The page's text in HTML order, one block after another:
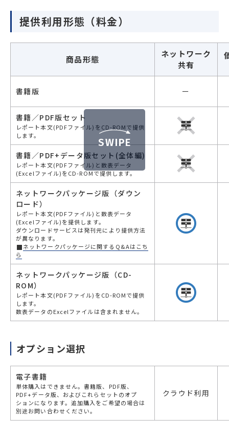
提供利用形態（料金）
商品形態
ネットワーク
共有
書籍版 ー
書籍／PDF版セット
レポート本文(PDFファイル)をCD-ROMで提供
します。
書籍／PDF+データ版セット(全体編)
レポート本文(PDFファイル)と数表データ
(Excelファイル)をCD-ROMで提供します。
ネットワークパッケージ版（ダウン
ロード）
レポート本文(PDFファイル)と数表データ
(Excelファイル)を提供します。
ダウンロードサービスは発刊元により提供方法
が異なります。
ネットワークパッケージに関するQ&Aはこち
ら
ネットワークパッケージ版（CD-
ROM）
レポート本文(PDFファイル)をCD-ROMで提供
します。
数表データのExcelファイルは含まれません。
SWIPE
オプション選択
電子書籍
単体購入はできません。書籍版、PDF版、
PDF+データ版、およびこれらセットのオプ
ションになります。追加購入をご希望の場合は
別途お問い合わせください。
クラウド利用